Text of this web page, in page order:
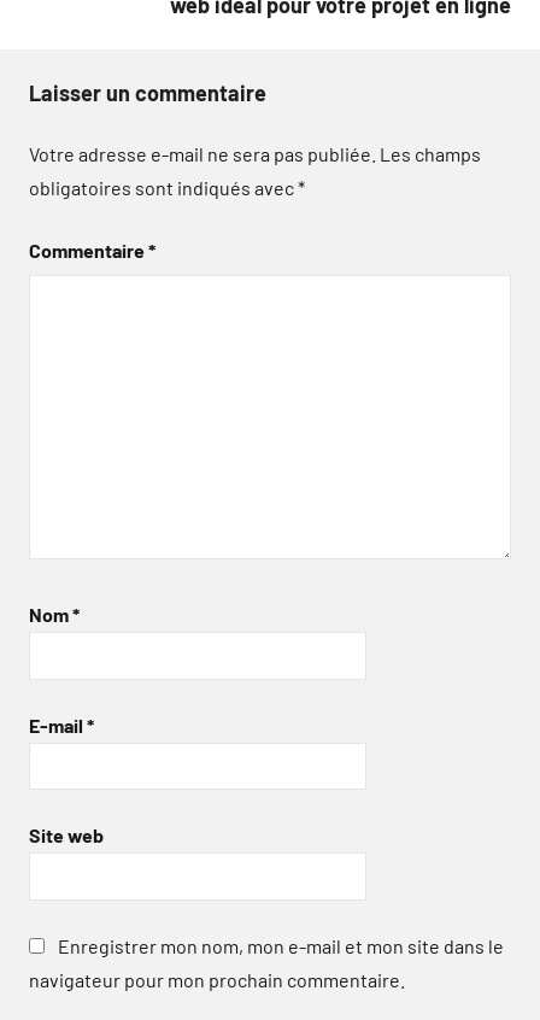
Laisser un commentaire
Votre adresse e-mail ne sera pas publiée. Les champs
obligatoires sont indiqués avec*
Commentaire*
Nom*
E-mail *
Site web
Enregistrer mon nom, mon e-mail et mon site dans le
navigateur pour mon prochain commentaire.